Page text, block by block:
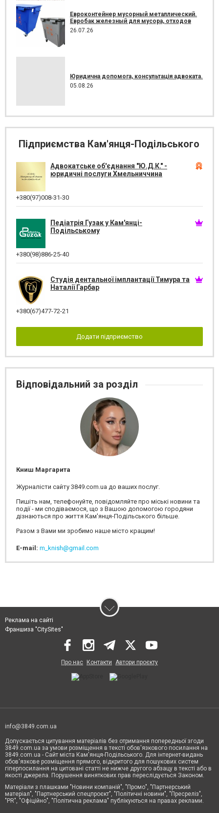
Евроконтейнер мусорный металлический.
Евробак железный для мусора, отходов
26.07.26
Юридична допомога, консультація адвоката.
05.08.26
Підприємства Кам'янця-Подільського
Адвокатське об'єднання "Ю.Д.К." -
юридичні послуги Хмельниччина
+380(97)008-31-30
Педіатрія Гузак у Кам'янці-
Подільському
+380(98)886-25-40
Студія дентальної імплантації Тимура та
Наталії Гарбар
+380(67)477-72-21
Додати підприємство
Відповідальний за розділ
Книш Маргарита
Журналісти сайту 3849.com.ua до ваших послуг.
Пишіть нам, телефонуйте, повідомляйте про міські новини та
події - ми сподіваємося, що з Вашою допомогою городяни
дізнаються про життя Кам'янця-Подільського більше.
Разом з Вами ми зробимо наше місто кращим!
E-mail: m_knish@gmail.com
Реклама на сайті
Франшиза "CitySites"
Про нас Контакти Автори проєкту
info@3849.com.ua
Допускається цитування матеріалів без отримання попередньої згоди
3849.com.ua за умови розміщення в тексті обов'язкового посилання на
3849.com.ua - Сайт міста Кам'янця-Подільського. Для інтернет-видань
обов'язкове розміщення прямого, відкритого для пошукових систем
гіперпосилання на цитовані статті не нижче другого абзацу в тексті або в
якості джерела. Порушення виняткових прав переслідується Законом.
Матеріали з плашками "Новини компаній", "Промо", "Партнерський
матеріал", "Партнерський спецпроєкт", "Політичні новини", "Пресреліз",
"PR", "Офіційно", "Політична реклама" публікуються на правах реклами.